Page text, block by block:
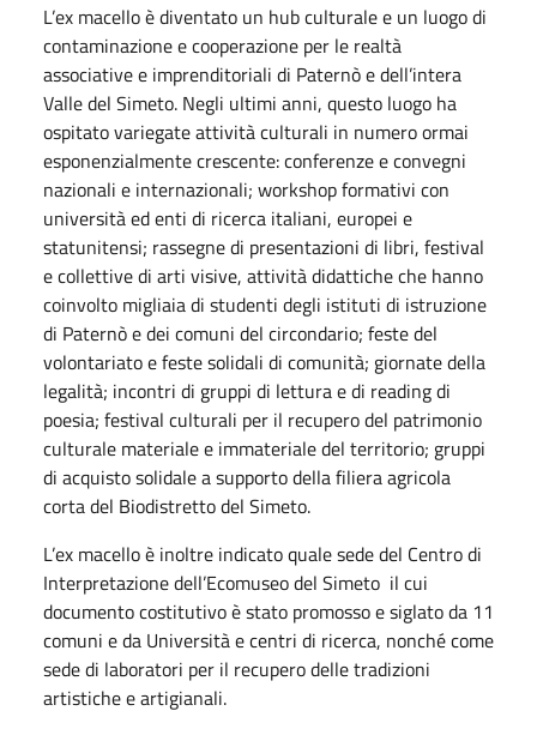
L’ex macello è diventato un hub culturale e un luogo di
contaminazione e cooperazione per le realtà
associative e imprenditoriali di Paternò e dell’intera
Valle del Simeto. Negli ultimi anni, questo luogo ha
ospitato variegate attività culturali in numero ormai
esponenzialmente crescente: conferenze e convegni
nazionali e internazionali; workshop formativi con
università ed enti di ricerca italiani, europei e
statunitensi; rassegne di presentazioni di libri, festival
e collettive di arti visive, attività didattiche che hanno
coinvolto migliaia di studenti degli istituti di istruzione
di Paternò e dei comuni del circondario; feste del
volontariato e feste solidali di comunità; giornate della
legalità; incontri di gruppi di lettura e di reading di
poesia; festival culturali per il recupero del patrimonio
culturale materiale e immateriale del territorio; gruppi
di acquisto solidale a supporto della filiera agricola
corta del Biodistretto del Simeto.
L’ex macello è inoltre indicato quale sede del Centro di
Interpretazione dell’Ecomuseo del Simeto il cui
documento costitutivo è stato promosso e siglato da 11
comuni e da Università e centri di ricerca, nonché come
sede di laboratori per il recupero delle tradizioni
artistiche e artigianali.